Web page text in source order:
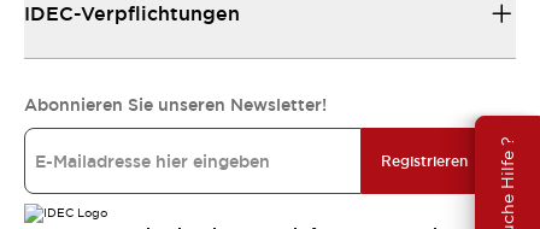
Brauche Hilfe ?
IDEC-Verpflichtungen
Abonnieren Sie unseren Newsletter!
Registrieren